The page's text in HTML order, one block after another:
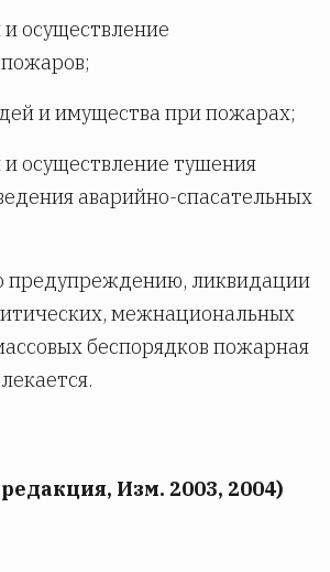
осуществление
и имущества при пожарах;
и осуществление тушения
аварийно-спасательных
предупреждению, ликвидации
межнациональных
беспорядков пожарная
Изм. 2003, 2004)